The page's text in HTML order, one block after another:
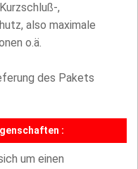
,
also maximale
o.ä.
des Pakets
:
um einen